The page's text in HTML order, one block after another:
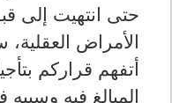
حتى انتهيت إلى
الأمراض
أتفهم قراركم
المبالغ فيه